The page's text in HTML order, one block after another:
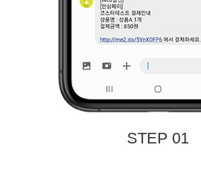
STEP 01